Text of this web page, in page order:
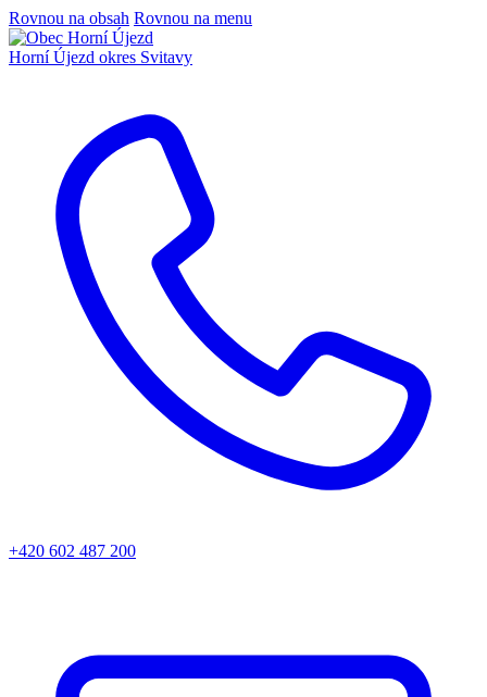
Rovnou na obsah Rovnou na menu
Horní Újezd okres Svitavy
+420 602 487 200